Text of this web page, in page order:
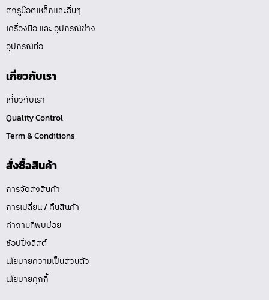
สกรูน๊อตเหล็กและอื่นๆ
เครื่องมือ และ อุปกรณ์ช่าง
อุปกรณ์ท่อ
เกี่ยวกับเรา
เกี่ยวกับเรา
Quality Control
Term & Conditions
สั่งซื้อสินค้า
การจัดส่งสินค้า
การเปลี่ยน / คืนสินค้า
คำถามที่พบบ่อย
ช้อปปิ้งลิสต์
นโยบายความเป็นส่วนตัว
นโยบายคุกกี้